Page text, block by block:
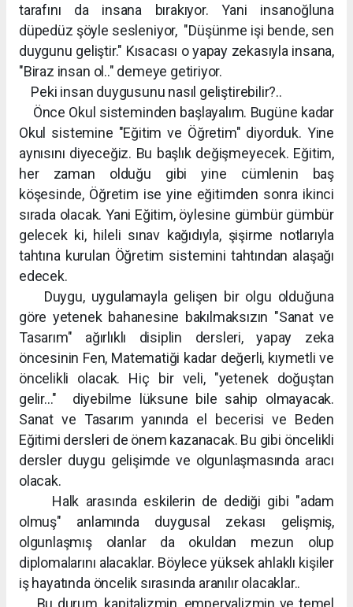
tarafını da insana bırakıyor. Yani insanoğluna
düpedüz şöyle sesleniyor, "Düşünme işi bende, sen
duygunu geliştir." Kısacası o yapay zekasıyla insana,
"Biraz insan ol.." demeye getiriyor.
Peki insan duygusunu nasıl geliştirebilir?..
Önce Okul sisteminden başlayalım. Bugüne kadar
Okul sistemine "Eğitim ve Öğretim" diyorduk. Yine
aynısını diyeceğiz. Bu başlık değişmeyecek. Eğitim,
her zaman olduğu gibi yine cümlenin baş
köşesinde, Öğretim ise yine eğitimden sonra ikinci
sırada olacak. Yani Eğitim, öylesine gümbür gümbür
gelecek ki, hileli sınav kağıdıyla, şişirme notlarıyla
tahtına kurulan Öğretim sistemini tahtından alaşağı
edecek.
Duygu, uygulamayla gelişen bir olgu olduğuna
göre yetenek bahanesine bakılmaksızın "Sanat ve
Tasarım" ağırlıklı disiplin dersleri, yapay zeka
öncesinin Fen, Matematiği kadar değerli, kıymetli ve
öncelikli olacak. Hiç bir veli, "yetenek doğuştan
gelir..." diyebilme lüksune bile sahip olmayacak.
Sanat ve Tasarım yanında el becerisi ve Beden
Eğitimi dersleri de önem kazanacak. Bu gibi öncelikli
dersler duygu gelişimde ve olgunlaşmasında aracı
olacak.
Halk arasında eskilerin de dediği gibi "adam
olmuş" anlamında duygusal zekası gelişmiş,
olgunlaşmış olanlar da okuldan mezun olup
diplomalarını alacaklar. Böylece yüksek ahlaklı kişiler
iş hayatında öncelik sırasında aranılır olacaklar..
Bu durum, kapitalizmin, emperyalizmin ve temel